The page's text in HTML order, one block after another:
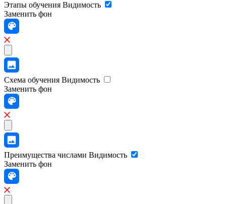
Этапы обучения Видимость
Заменить фон
Схема обучения Видимость
Заменить фон
Преимущества числами Видимость
Заменить фон